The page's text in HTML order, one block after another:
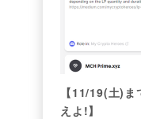
【11/19(土)
えよ!】